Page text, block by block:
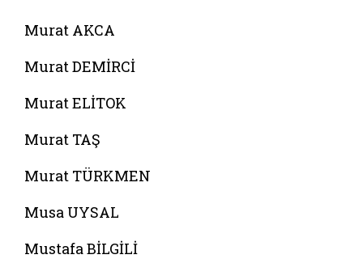
Murat AKCA
Murat DEMİRCİ
Murat ELİTOK
Murat TAŞ
Murat TÜRKMEN
Musa UYSAL
Mustafa BİLGİLİ